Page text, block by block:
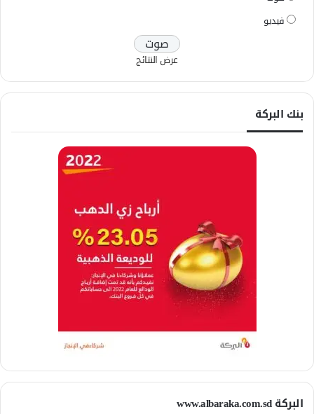
فيديو
عرض النتائج
بنك البركة
البركة www.albaraka.com.sd